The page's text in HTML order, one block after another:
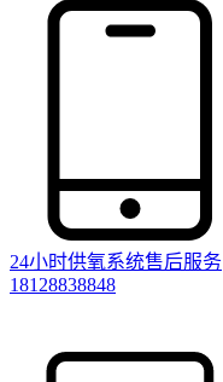
24小时供氧系统售后服务
18128838848